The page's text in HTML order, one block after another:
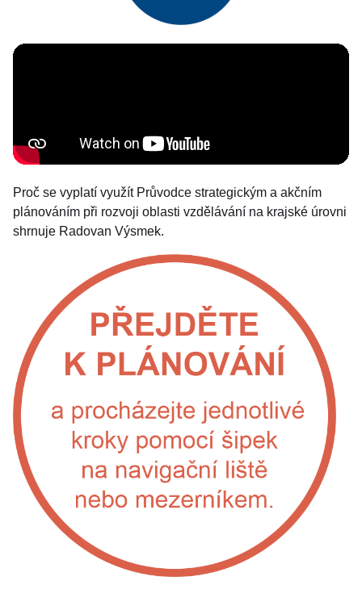
Proč se vyplatí využít Průvodce strategickým a akčním
plánováním při rozvoji oblasti vzdělávání na krajské úrovni
shrnuje Radovan Výsmek.